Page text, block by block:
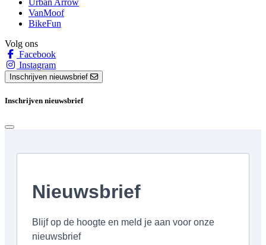
VanMoof
BikeFun
Volg ons
Facebook
Instagram
Inschrijven nieuwsbrief
Inschrijven nieuwsbrief